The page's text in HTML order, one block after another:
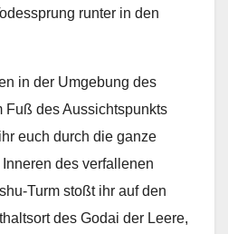
runter in den
in der Umgebung des
Fuß des Aussichtspunkts
euch durch die ganze
des verfallenen
Turm stoßt ihr auf den
des Godai der Leere,